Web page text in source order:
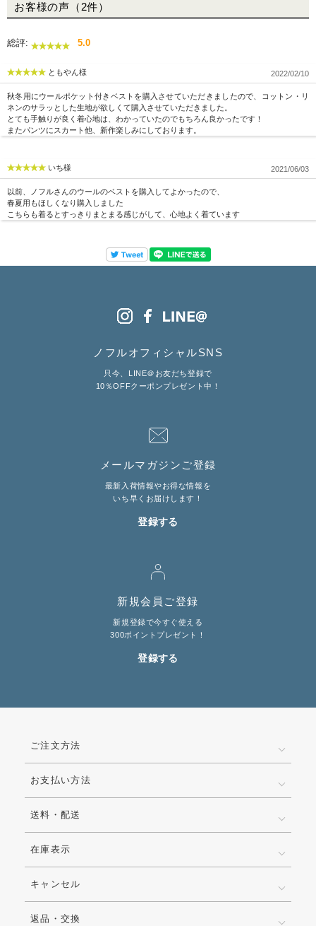
お客様の声（2件）
総評: 5.0
ともやん様 2022/02/10
秋冬用にウールポケット付きベストを購入させていただきましたので、コットン・リ
ネンのサラッとした生地が欲しくて購入させていただきました。
とても手触りが良く着心地は、わかっていたのでもちろん良かったです！
またパンツにスカート他、新作楽しみにしております。
いち様 2021/06/03
以前、ノフルさんのウールのベストを購入してよかったので、
春夏用もほしくなり購入しました
こちらも着るとすっきりまとまる感じがして、心地よく着ています
ノフルオフィシャルSNS
只今、LINE＠お友だち登録で
10％OFFクーポンプレゼント中！
メールマガジンご登録
最新入荷情報やお得な情報を
いち早くお届けします！
登録する
新規会員ご登録
新規登録で今すぐ使える
300ポイントプレゼント！
登録する
ご注文方法
お支払い方法
送料・配送
在庫表示
キャンセル
返品・交換